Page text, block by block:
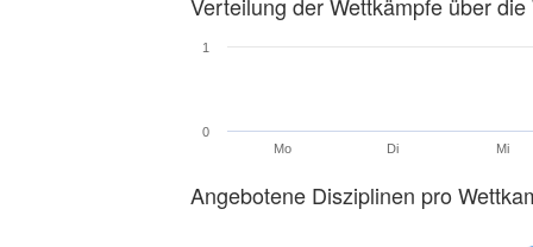
Mo Di Mi
0
1
Angebotene Disziplinen pro